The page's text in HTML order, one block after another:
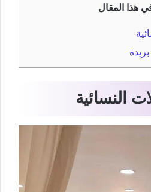
هذا المقال
النسائية